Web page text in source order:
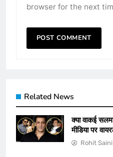
browser for the next
Related News
क्या वाकई
मीडिया पर
Rohit Saini